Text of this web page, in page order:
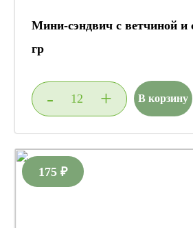
Мини-сэндвич с ветчиной и
гр
- + В корзину
175 ₽